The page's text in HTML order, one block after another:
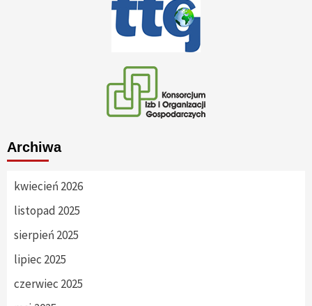
Archiwa
kwiecień 2026
listopad 2025
sierpień 2025
lipiec 2025
czerwiec 2025